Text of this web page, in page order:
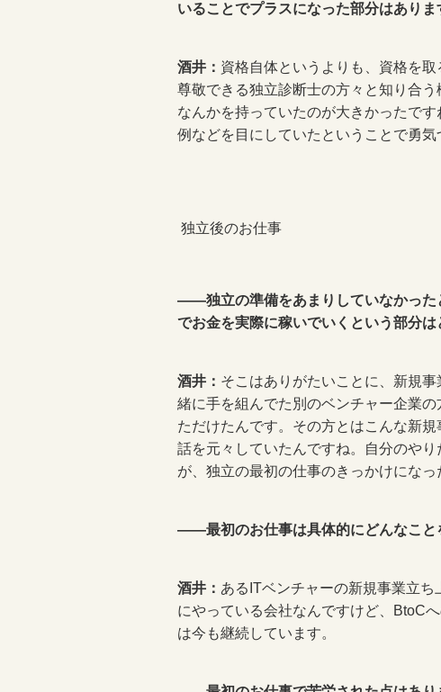
いることでプラスになった部分はありま
酒井： 資格自体というよりも、資格を取
尊敬できる独立診断士の方々と知り合
なんかを持っていたのが大きかったで
例などを目にしていたということで勇気
独立後のお仕事
――独立の準備をあまりしていなかった
でお金を実際に稼いでいくという部分
酒井： そこはありがたいことに、新規
緒に手を組んでた別のベンチャー企業
ただけたんです。その方とはこんな新
話を元々していたんですね。自分のや
が、独立の最初の仕事のきっかけになっ
――最初のお仕事は具体的にどんなこと
酒井： あるITベンチャーの新規事業立
にやっている会社なんですけど、BtoC
は今も継続しています。